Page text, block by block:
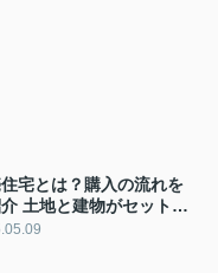
宅とは？購入の流れを
土地と建物がセットの
解説